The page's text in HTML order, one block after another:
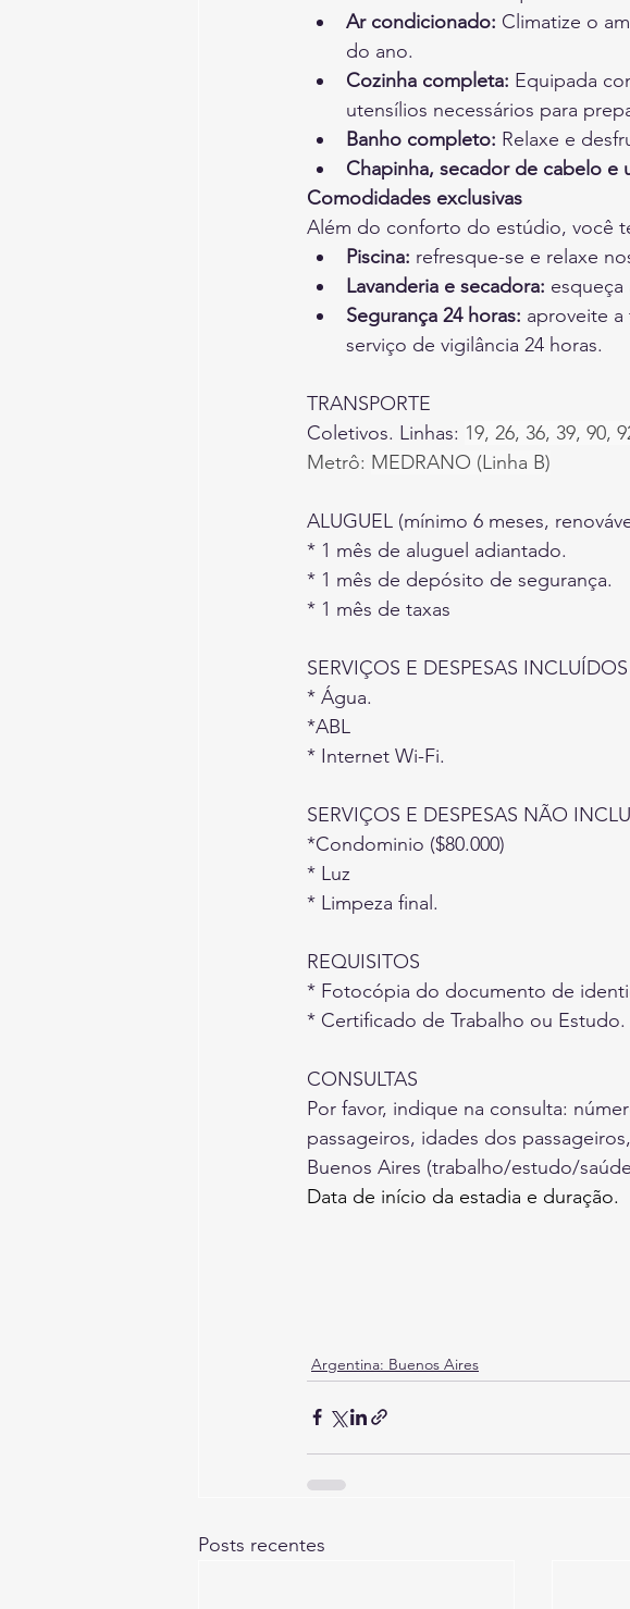
Ar condicionado: Climatize o
do ano.
Cozinha completa: Equipada
utensílios necessários para
Banho completo: Relaxe e
Chapinha, secador de cabelo e
Comodidades exclusivas
Além do conforto do estúdio, você
Piscina: refresque-se e relaxe
Lavanderia e secadora: esqueça
Segurança 24 horas: aproveite
serviço de vigilância 24 horas.
TRANSPORTE
Coletivos. Linhas: 19, 26, 36, 39, 90,
Metrô: MEDRANO (Linha B)
ALUGUEL (mínimo 6 meses,
* 1 mês de aluguel adiantado.
* 1 mês de depósito de segurança.
* 1 mês de taxas
SERVIÇOS E DESPESAS INCLUÍDOS
* Água.
*ABL
* Internet Wi-Fi.
SERVIÇOS E DESPESAS NÃO
*Condominio ($80.000)
* Luz
* Limpeza final.
REQUISITOS
* Fotocópia do documento de
* Certificado de Trabalho ou Estudo.
CONSULTAS
Por favor, indique na consulta:
passageiros, idades dos
Buenos Aires (trabalho/estudo/
Data de início da estadia e duração.
Argentina: Buenos Aires
Posts recentes